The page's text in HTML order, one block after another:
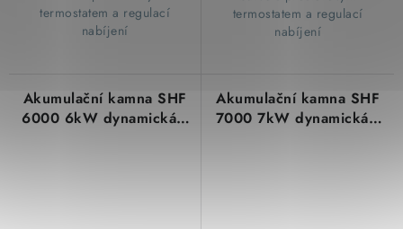
termostatem a regulací
nabíjení
termostatem a regulací
nabíjení
Akumulační kamna SHF
6000 6kW dynamická s
Akumulační kamna SHF
7000 7kW dynamická s